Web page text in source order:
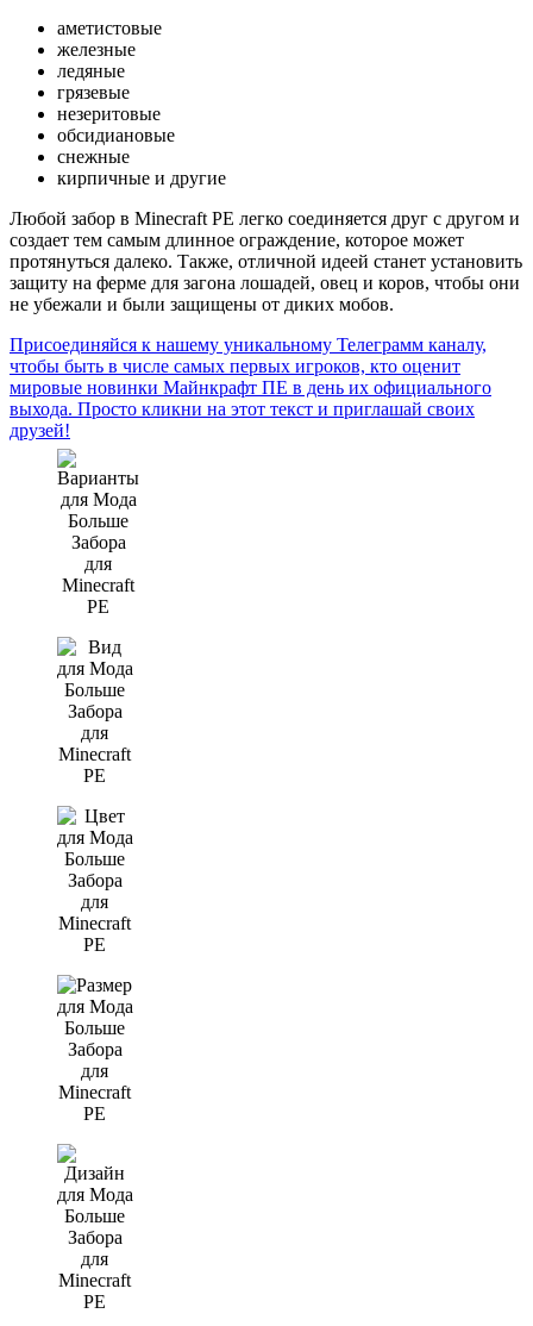
аметистовые
железные
ледяные
грязевые
незеритовые
обсидиановые
снежные
кирпичные и другие
Любой забор в Minecraft PE легко соединяется друг с другом и
создает тем самым длинное ограждение, которое может
протянуться далеко. Также, отличной идеей станет установить
защиту на ферме для загона лошадей, овец и коров, чтобы они
не убежали и были защищены от диких мобов.
Присоединяйся к нашему уникальному Телеграмм каналу,
чтобы быть в числе самых первых игроков, кто оценит
мировые новинки Майнкрафт ПЕ в день их официального
выхода. Просто кликни на этот текст и приглашай своих
друзей!